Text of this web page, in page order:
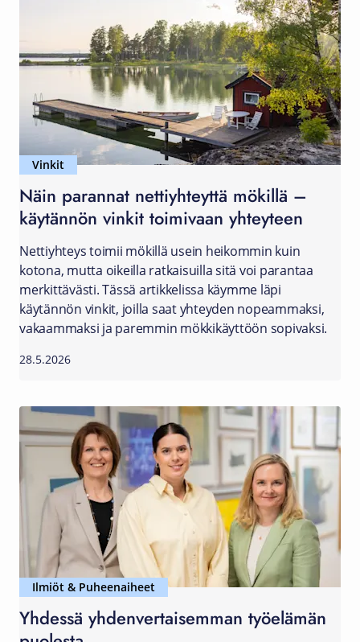
Vinkit
Näin parannat nettiyhteyttä mökillä –
käytännön vinkit toimivaan yhteyteen
Nettiyhteys toimii mökillä usein heikommin kuin
kotona, mutta oikeilla ratkaisuilla sitä voi parantaa
merkittävästi. Tässä artikkelissa käymme läpi
käytännön vinkit, joilla saat yhteyden nopeammaksi,
vakaammaksi ja paremmin mökkikäyttöön sopivaksi.
28.5.2026
Ilmiöt & Puheenaiheet
Yhdessä yhdenvertaisemman työelämän